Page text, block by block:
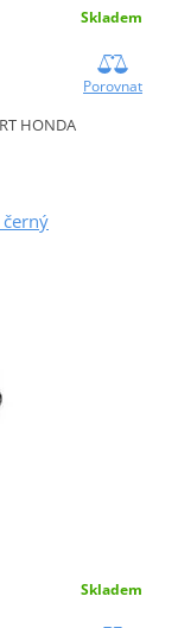
Skladem
Porovnat
HONDA
černý
Skladem